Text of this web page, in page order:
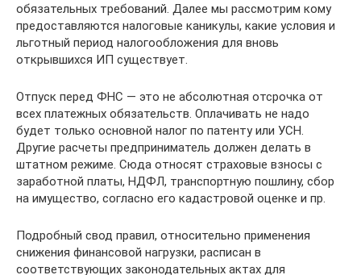
обязательных требований. Далее мы рассмотрим кому
предоставляются налоговые каникулы, какие условия и
льготный период налогообложения для вновь
открывшихся ИП существует.
Отпуск перед ФНС — это не абсолютная отсрочка от
всех платежных обязательств. Оплачивать не надо
будет только основной налог по патенту или УСН.
Другие расчеты предприниматель должен делать в
штатном режиме. Сюда относят страховые взносы с
заработной платы, НДФЛ, транспортную пошлину, сбор
на имущество, согласно его кадастровой оценке и пр.
Подробный свод правил, относительно применения
снижения финансовой нагрузки, расписан в
соответствующих законодательных актах для